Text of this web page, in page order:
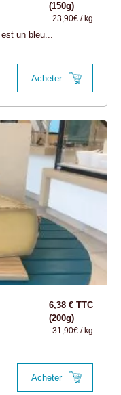
(150g)
23,90€ / kg
un bleu...
Acheter
6,38 € TTC
(200g)
31,90€ / kg
Acheter